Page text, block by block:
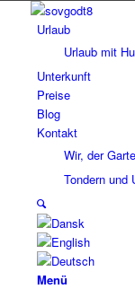
Urlaub
Urlaub mit
Unterkunft
Preise
Blog
Kontakt
Wir, der
Tondern und
Menü